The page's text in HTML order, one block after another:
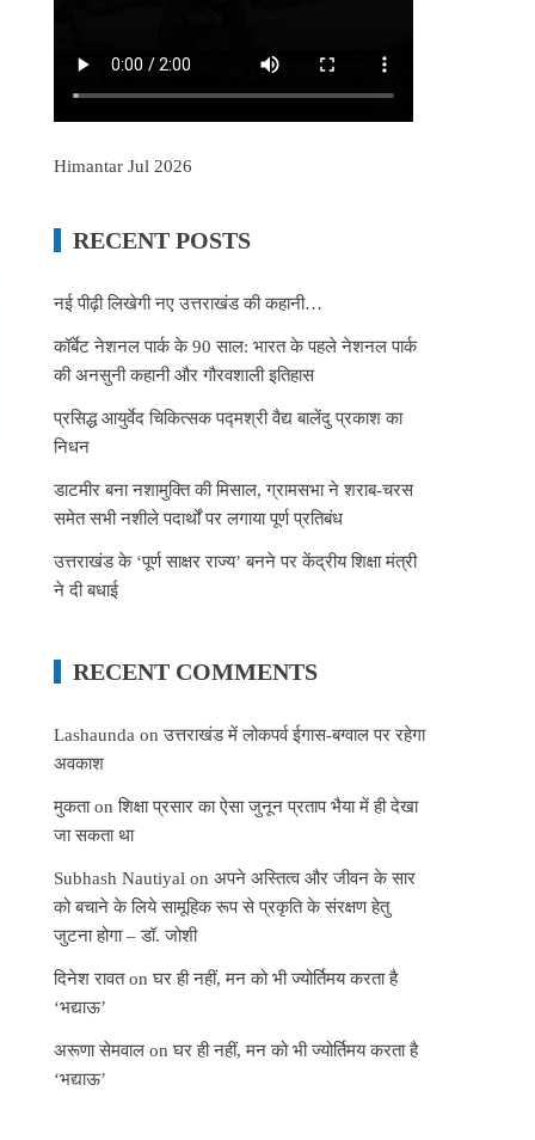
Himantar Jul 2026
RECENT POSTS
नई पीढ़ी लिखेगी नए उत्तराखंड की कहानी…
कॉर्बेट नेशनल पार्क के 90 साल: भारत के पहले नेशनल पार्क
की अनसुनी कहानी और गौरवशाली इतिहास
प्रसिद्ध आयुर्वेद चिकित्सक पद्मश्री वैद्य बालेंदु प्रकाश का
निधन
डाटमीर बना नशामुक्ति की मिसाल, ग्रामसभा ने शराब-चरस
समेत सभी नशीले पदार्थों पर लगाया पूर्ण प्रतिबंध
उत्तराखंड के ‘पूर्ण साक्षर राज्य’ बनने पर केंद्रीय शिक्षा मंत्री
ने दी बधाई
RECENT COMMENTS
Lashaunda onउत्तराखंड में लोकपर्व ईगास-बग्वाल पर रहेगा
अवकाश
मुकताonशिक्षा प्रसार का ऐसा जुनून प्रताप भैया में ही देखा
जा सकता था
Subhash Nautiyal onअपने अस्तित्व और जीवन के सार
को बचाने के लिये सामूहिक रूप से प्रकृति के संरक्षण हेतु
जुटना होगा – डॉ. जोशी
दिनेश रावतonघर ही नहीं, मन को भी ज्योर्तिमय करता है
‘भद्याऊ’
अरूणा सेमवाल onघर ही नहीं, मन को भी ज्योर्तिमय करता है
‘भद्याऊ’